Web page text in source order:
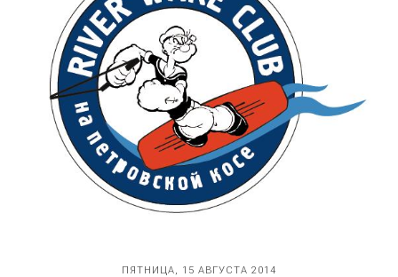
ПЯТНИЦА, 15 АВГУСТА 2014